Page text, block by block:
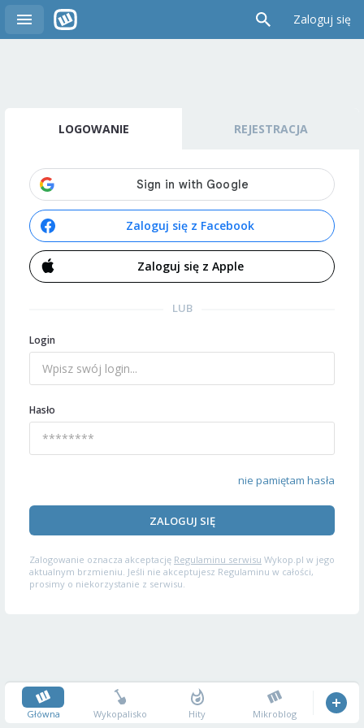
Zaloguj się
LOGOWANIE REJESTRACJA
Zaloguj się z Facebook
Zaloguj się z Apple
LUB
Login
Hasło
nie pamiętam hasła
ZALOGUJ SIĘ
Zalogowanie oznacza akceptację Regulaminu serwisu Wykop.pl w jego
aktualnym brzmieniu. Jeśli nie akceptujesz Regulaminu w całości,
prosimy o niekorzystanie z serwisu.
Główna Wykopalisko Hity Mikroblog